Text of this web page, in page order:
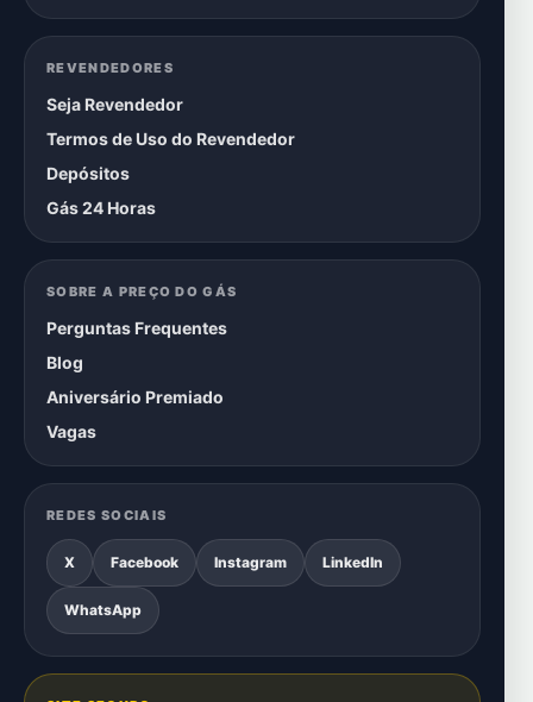
REVENDEDORES
Seja Revendedor
Termos de Uso do Revendedor
Depósitos
Gás 24 Horas
SOBRE A PREÇO DO GÁS
Perguntas Frequentes
Blog
Aniversário Premiado
Vagas
REDES SOCIAIS
X Facebook Instagram LinkedIn
WhatsApp